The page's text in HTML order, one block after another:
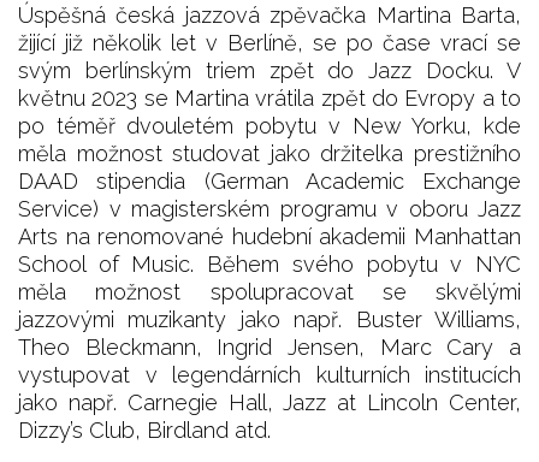
Úspěšná česká jazzová zpěvačka Martina Barta,
žijící již několik let v Berlíně, se po čase vrací se
svým berlínským triem zpět do Jazz Docku. V
květnu 2023 se Martina vrátila zpět do Evropy a to
po téměř dvouletém pobytu v New Yorku, kde
měla možnost studovat jako držitelka prestižního
DAAD stipendia (German Academic Exchange
Service) v magisterském programu v oboru Jazz
Arts na renomované hudební akademii Manhattan
School of Music. Během svého pobytu v NYC
měla možnost spolupracovat se skvělými
jazzovými muzikanty jako např. Buster Williams,
Theo Bleckmann, Ingrid Jensen, Marc Cary a
vystupovat v legendárních kulturních institucích
jako např. Carnegie Hall, Jazz at Lincoln Center,
Dizzy’s Club, Birdland atd.